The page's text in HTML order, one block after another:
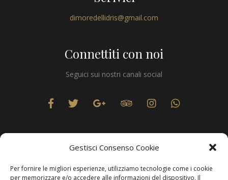
Gestisci Consenso Cookie
Per fornire le migliori esperienze, utilizziamo tecnologie come i cookie
per memorizzare e/o accedere alle informazioni del dispositivo. Il
dimoredellidris@gmail.com
Connettiti con noi
Seguici sui nostri canali social
Privacy